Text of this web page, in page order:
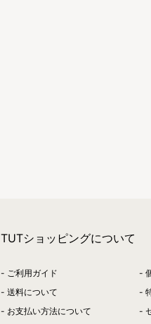
TUTショッピングについて
ご利用ガイド
送料について
お支払い方法について